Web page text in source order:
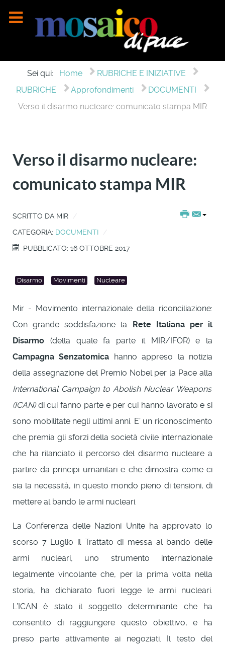
Sei qui: Home
RUBRICHE E INIZIATIVE
RUBRICHE
Approfondimenti
DOCUMENTI
Verso il disarmo nucleare: comunicato stampa MIR
Verso il disarmo nucleare:
comunicato stampa MIR
SCRITTO DA MIR
CATEGORIA: DOCUMENTI
PUBBLICATO: 16 OTTOBRE 2017
Disarmo Movimenti Nucleare
Mir - Movimento internazionale della riconciliazione:
Con grande soddisfazione la Rete Italiana per il
Disarmo (della quale fa parte il MIR/IFOR) e la
Campagna Senzatomica hanno appreso la notizia
della assegnazione del Premio Nobel per la Pace alla
International Campaign to Abolish Nuclear Weapons
(ICAN)di cui fanno parte e per cui hanno lavorato e si
sono mobilitate negli ultimi anni. E’ un riconoscimento
che premia gli sforzi della società civile internazionale
che ha rilanciato il percorso del disarmo nucleare a
partire da principi umanitari e che dimostra come ci
sia la necessità, in questo mondo pieno di tensioni, di
mettere al bando le armi nucleari.
La Conferenza delle Nazioni Unite ha approvato lo
scorso 7 Luglio il Trattato di messa al bando delle
armi nucleari, uno strumento internazionale
legalmente vincolante che, per la prima volta nella
storia, ha dichiarato fuori legge le armi nucleari.
L’ICAN è stato il soggetto determinante che ha
consentito di raggiungere questo obiettivo, e ha
preso parte attivamente ai negoziati. Il testo del